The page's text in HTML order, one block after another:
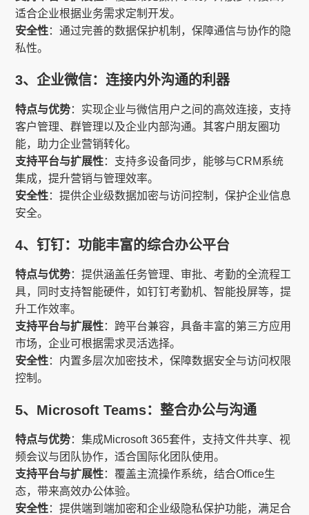
适合企业根据业务需求定制开发。
安全性：通过完善的数据保护机制，保障通信与协作的隐
私性。
3、企业微信：连接内外沟通的利器
特点与优势：实现企业与微信用户之间的高效连接，支持
客户管理、群管理以及企业内部沟通。其客户朋友圈功
能，助力企业营销转化。
支持平台与扩展性：支持多设备同步，能够与CRM系统
集成，提升营销与管理效率。
安全性：提供企业级数据加密与访问控制，保护企业信息
安全。
4、钉钉：功能丰富的综合办公平台
特点与优势：提供涵盖任务管理、审批、考勤的全流程工
具，同时支持智能硬件，如钉钉考勤机、智能投屏等，提
升工作效率。
支持平台与扩展性：跨平台兼容，具备丰富的第三方应用
市场，企业可根据需求灵活选择。
安全性：内置多层次加密技术，保障数据安全与访问权限
控制。
5、Microsoft Teams：整合办公与沟通
特点与优势：集成Microsoft 365套件，支持文件共享、视
频会议与团队协作，适合国际化团队使用。
支持平台与扩展性：覆盖主流操作系统，结合Office生
态，带来高效办公体验。
安全性：提供端到端加密和企业级隐私保护功能，满足合